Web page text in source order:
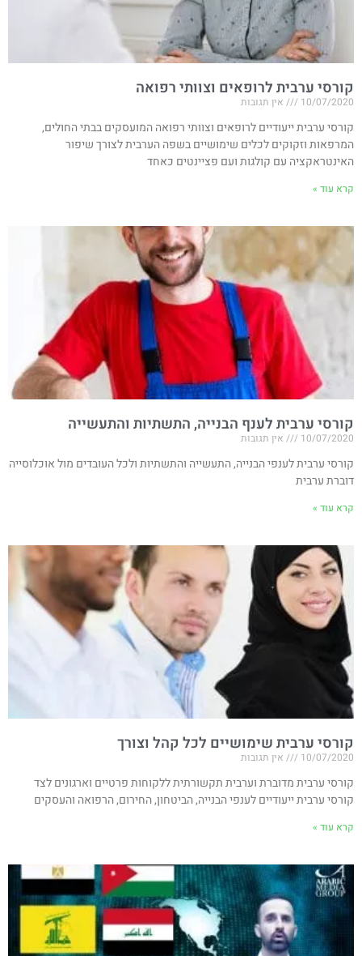
קורסי ערבית לרופאים וצוותי רפואה
10/07/2020 אין תגובות
קורסי ערבית ייעודיים לרופאים וצוותי רפואה המועסקים בבתי החולים,
המרפאות וזקוקים לכלים שימושיים בשפה הערבית לצורך שיפור
האינטראקציה עם קולגות ועם פציינטים כאחד
קרא עוד »
קורסי ערבית לענף הבנייה, התשתיות והתעשייה
10/07/2020 אין תגובות
קורסי ערבית לענפי הבנייה, התעשייה והתשתיות ולכל העובדים מול אוכלוסייה
דוברת ערבית
קרא עוד »
קורסי ערבית שימושיים לכל קהל וצורך
10/07/2020 אין תגובות
קורסי ערבית מדוברת וערבית תקשורתית ללקוחות פרטיים וארגונים לצד
קורסי ערבית ייעודיים לענפי הבנייה, הביטחון, החירום, הרפואה והעסקים
קרא עוד »